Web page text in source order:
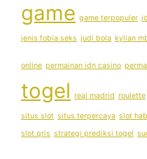
game game terpopuler
jenis fobia seks judi bola kylian
online permainan idn casino
togel real madrid roulette
situs slot situs terpercaya slot
slot qris strategi prediksi togel